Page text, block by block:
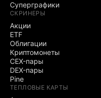
Суперграфики
СКРИНЕРЫ
Акции
ETF
Облигации
Криптомонеты
CEX-пары
DEX-пары
Pine
ТЕПЛОВЫЕ КАРТЫ